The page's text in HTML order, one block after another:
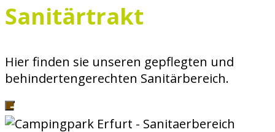
Sanitärtrakt
Hier finden sie unseren gepflegten und
behindertengerechten Sanitärbereich.